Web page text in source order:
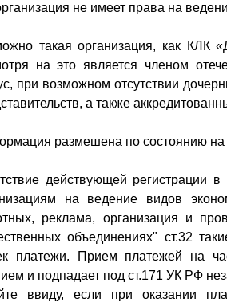
не имеет права на
такая организация, как КЛК
на это является членом
при возможном отсутствии
а также
размешена по состоянию на
действующей регистрации
на ведение видов
реклама, организация и
объединениях" ст.32
платежи. Прием платежей на
и подпадает под ст.171 УК РФ
ввиду, если при оказании